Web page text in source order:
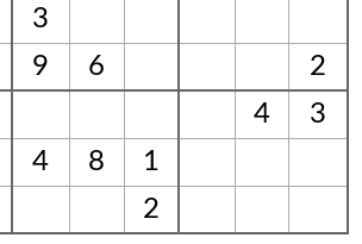
3
9 6
2
4
3
4 8
1
2